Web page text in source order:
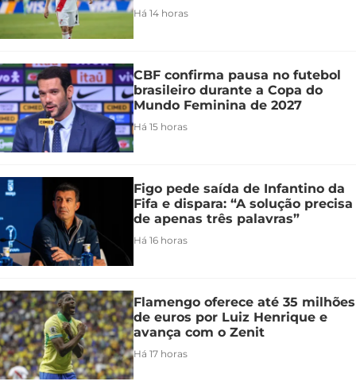
Há 14 horas
CBF confirma pausa no futebol
brasileiro durante a Copa do
Mundo Feminina de 2027
Há 15 horas
Figo pede saída de Infantino da
Fifa e dispara: “A solução precisa
de apenas três palavras”
Há 16 horas
Flamengo oferece até 35 milhões
de euros por Luiz Henrique e
avança com o Zenit
Há 17 horas